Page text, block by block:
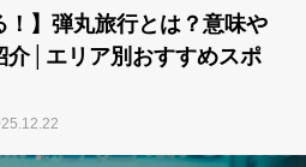
！】弾丸旅行とは？意味や
介│エリア別おすすめスポ